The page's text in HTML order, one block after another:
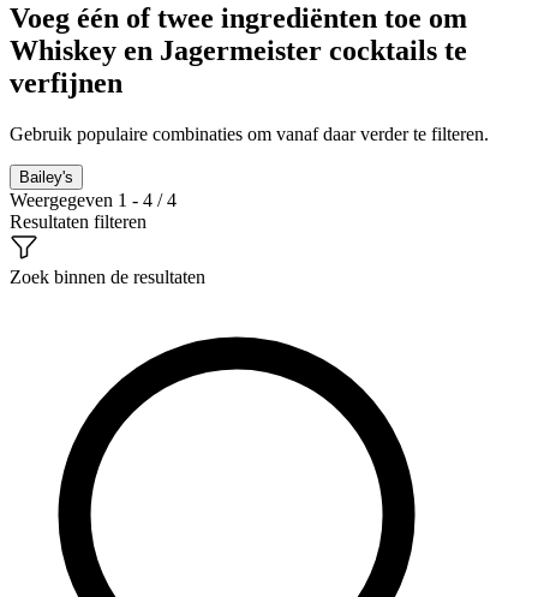
Voeg één of twee ingrediënten toe om
Whiskey en Jagermeister cocktails te
verfijnen
Gebruik populaire combinaties om vanaf daar verder te filteren.
Bailey's
Weergegeven 1 - 4 / 4
Resultaten filteren
Zoek binnen de resultaten